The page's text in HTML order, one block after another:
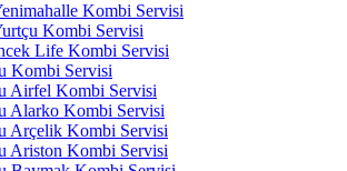
Kombi Servisi
Kombi Servisi
Life Kombi Servisi
Kombi Servisi
Airfel Kombi Servisi
Alarko Kombi Servisi
Arçelik Kombi Servisi
Ariston Kombi Servisi